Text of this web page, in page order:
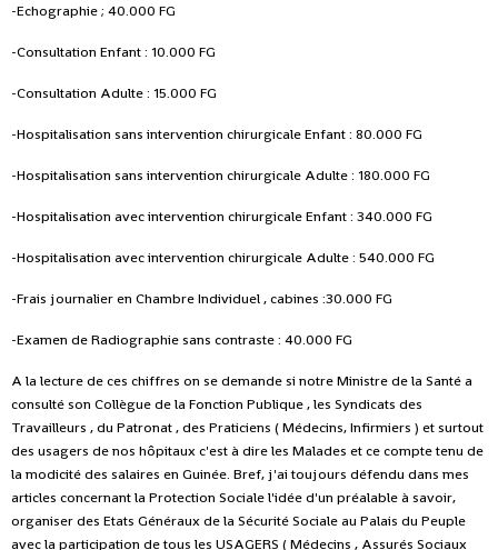
-Echographie ; 40.000 FG
-Consultation Enfant : 10.000 FG
-Consultation Adulte : 15.000 FG
-Hospitalisation sans intervention chirurgicale Enfant : 80.000 FG
-Hospitalisation sans intervention chirurgicale Adulte : 180.000 FG
-Hospitalisation avec intervention chirurgicale Enfant : 340.000 FG
-Hospitalisation avec intervention chirurgicale Adulte : 540.000 FG
-Frais journalier en Chambre Individuel , cabines :30.000 FG
-Examen de Radiographie sans contraste : 40.000 FG
A la lecture de ces chiffres on se demande si notre Ministre de la Santé a
consulté son Collègue de la Fonction Publique , les Syndicats des
Travailleurs , du Patronat , des Praticiens ( Médecins, Infirmiers ) et surtout
des usagers de nos hôpitaux c'est à dire les Malades et ce compte tenu de
la modicité des salaires en Guinée. Bref, j'ai toujours défendu dans mes
articles concernant la Protection Sociale l'idée d'un préalable à savoir,
organiser des Etats Généraux de la Sécurité Sociale au Palais du Peuple
avec la participation de tous les USAGERS ( Médecins , Assurés Sociaux